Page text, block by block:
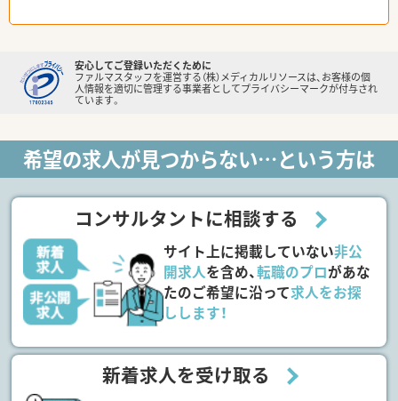
安心してご登録いただくために
ファルマスタッフを運営する（株）メディカルリソースは、お客様の個
人情報を適切に管理する事業者としてプライバシーマークが付与され
ています。
希望の求人が見つからない…という方は
コンサルタントに相談する
サイト上に掲載していない非公
開求人を含め、転職のプロがあな
たのご希望に沿って求人をお探
しします！
新着求人を受け取る